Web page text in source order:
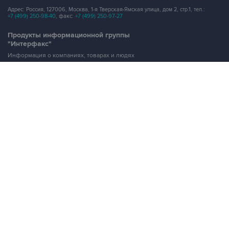
Адрес: Россия, 127006, Москва, 1-я Тверская-Ямская улица, дом 2, стр.1, тел.:
+7 (499) 250-98-40 , факс: +7 (499) 250-97-27
Продукты информационной группы
"Интерфакс"
Информация о компаниях, товарах и людях